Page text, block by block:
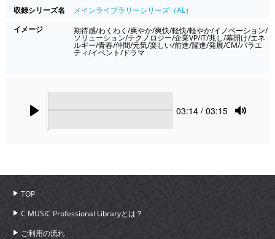
収録シリーズ名
メインライブラリーシリーズ（AL）
イメージ
期待感/わくわく/爽やか/爽快/軽快/軽やか/イノベーション/
ソリューション/テクノロジー/企業VP/IT/兆し/幕開け/エネ
ルギー/青春/仲間/元気/楽しい/前進/躍進/発展/CM/バラエ
ティ/イベント/ドラマ
Current
03:14 / 03:15
TOP
C MUSIC Professional Libraryとは？
ご利用の流れ